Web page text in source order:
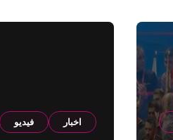
اخبار فيديو